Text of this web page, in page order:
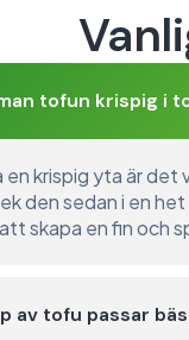
tofun krispig i
krispig yta är det
den sedan i en het
skapa en fin och
av tofu passar